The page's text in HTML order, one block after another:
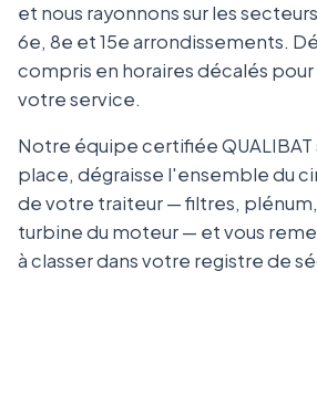
et nous rayonnons sur les
6e, 8e et 15e arrondissements.
compris en horaires décalés
votre service.
Notre équipe certifiée
place, dégraisse l'ensemble du
de votre traiteur — filtres,
turbine du moteur — et vous
à classer dans votre registre de